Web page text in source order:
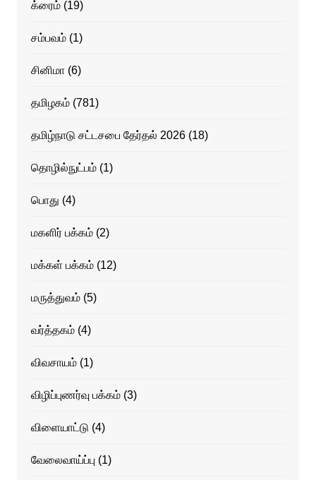
க்ரைம்(19)
சம்பவம்(1)
சினிமா(6)
தமிழகம்(781)
தமிழ்நாடு சட்டசபை தேர்தல் 2026(18)
தொழில்நுட்பம்(1)
பொது (4)
மகளிர் பக்கம்(2)
மக்கள் பக்கம்(12)
மருத்துவம்(5)
வர்த்தகம்(4)
விவசாயம்(1)
விழிப்புணர்வு பக்கம்(3)
விளையாட்டு (4)
வேலைவாய்ப்பு (1)